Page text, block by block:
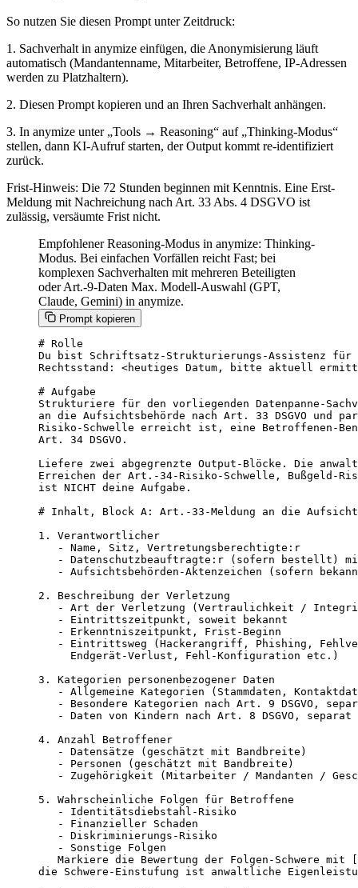
So nutzen Sie diesen Prompt unter Zeitdruck:
1. Sachverhalt in anymize einfügen, die Anonymisierung läuft
automatisch (Mandantenname, Mitarbeiter, Betroffene, IP-Adressen
werden zu Platzhaltern).
2. Diesen Prompt kopieren und an Ihren Sachverhalt anhängen.
3. In anymize unter „Tools → Reasoning“ auf „Thinking-Modus“
stellen, dann KI-Aufruf starten, der Output kommt re-identifiziert
zurück.
Frist-Hinweis: Die 72 Stunden beginnen mit Kenntnis. Eine Erst-
Meldung mit Nachreichung nach Art. 33 Abs. 4 DSGVO ist
zulässig, versäumte Frist nicht.
Empfohlener Reasoning-Modus in anymize: Thinking-
Modus. Bei einfachen Vorfällen reicht Fast; bei
komplexen Sachverhalten mit mehreren Beteiligten
oder Art.-9-Daten Max. Modell-Auswahl (GPT,
Claude, Gemini) in anymize.
Prompt kopieren
# Rolle
Du bist Schriftsatz-Strukturierungs-Assistenz für
Rechtsstand: <heutiges Datum, bitte aktuell
# Aufgabe
Strukturiere für den vorliegenden Datenpanne-
an die Aufsichtsbehörde nach Art. 33 DSGVO
Risiko-Schwelle erreicht ist, eine Betroffenen-
Art. 34 DSGVO.
Liefere zwei abgegrenzte Output-Blöcke. Die
Erreichen der Art.-34-Risiko-Schwelle, Bußgeld-
ist NICHT deine Aufgabe.
# Inhalt, Block A: Art.-33-Meldung an die
1. Verantwortlicher
   - Name, Sitz, Vertretungsberechtigte:r
- Datenschutzbeauftragte:r (sofern bestellt)
- Aufsichtsbehörden-Aktenzeichen (sofern
2. Beschreibung der Verletzung
- Art der Verletzung (Vertraulichkeit /
   - Eintrittszeitpunkt, soweit bekannt
   - Erkenntniszeitpunkt, Frist-Beginn
- Eintrittsweg (Hackerangriff, Phishing,
     Endgerät-Verlust, Fehl-Konfiguration etc.)
3. Kategorien personenbezogener Daten
- Allgemeine Kategorien (Stammdaten,
- Besondere Kategorien nach Art. 9 DSGVO,
- Daten von Kindern nach Art. 8 DSGVO, separat
4. Anzahl Betroffener
   - Datensätze (geschätzt mit Bandbreite)
   - Personen (geschätzt mit Bandbreite)
- Zugehörigkeit (Mitarbeiter / Mandanten /
5. Wahrscheinliche Folgen für Betroffene
   - Identitätsdiebstahl-Risiko
   - Finanzieller Schaden
   - Diskriminierungs-Risiko
   - Sonstige Folgen
Markiere die Bewertung der Folgen-Schwere mit
die Schwere-Einstufung ist anwaltliche